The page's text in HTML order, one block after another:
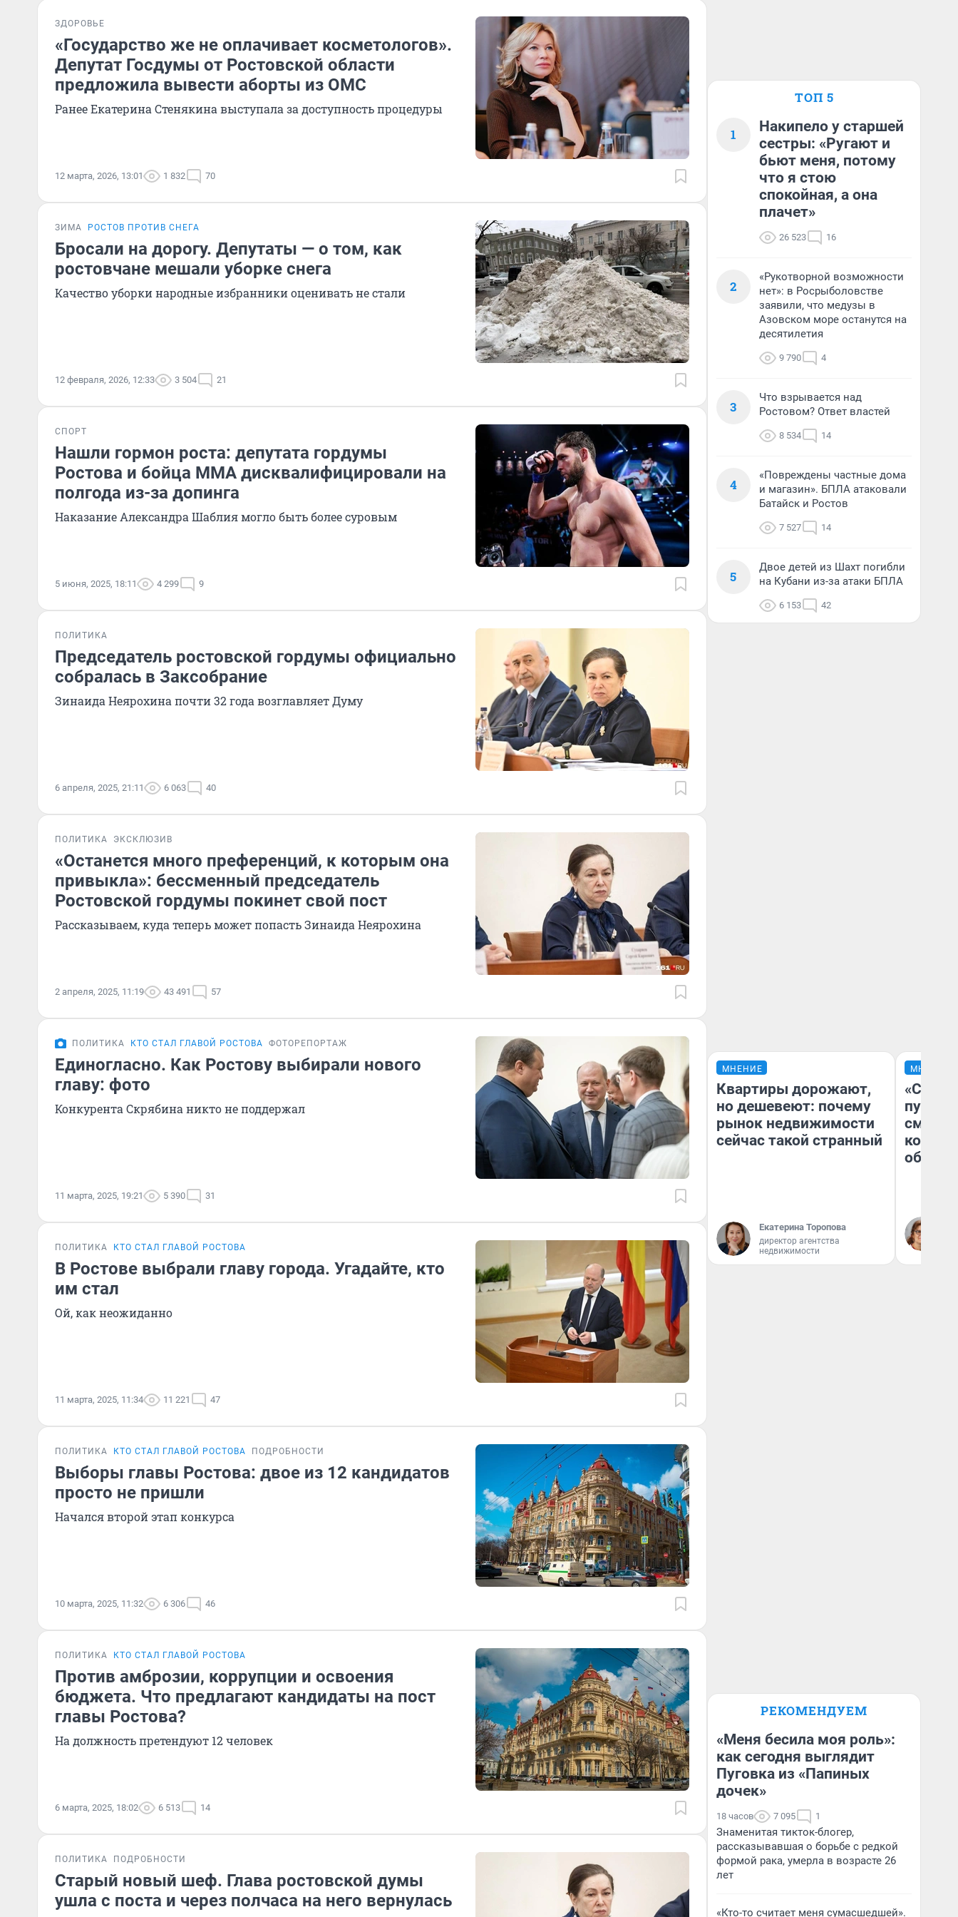
ЗДОРОВЬЕ
«Государство же не оплачивает косметологов».
Депутат Госдумы от Ростовской области
предложила вывести аборты из ОМС
Ранее Екатерина Стенякина выступала за доступность процедуры
12 марта, 2026, 13:01 1 832 70
ЗИМА РОСТОВ ПРОТИВ СНЕГА
Бросали на дорогу. Депутаты — о том, как
ростовчане мешали уборке снега
Качество уборки народные избранники оценивать не стали
12 февраля, 2026, 12:33 3 504 21
СПОРТ
Нашли гормон роста: депутата гордумы
Ростова и бойца ММА дисквалифицировали на
полгода из-за допинга
Наказание Александра Шаблия могло быть более суровым
5 июня, 2025, 18:11 4 299 9
ПОЛИТИКА
Председатель ростовской гордумы официально
собралась в Заксобрание
Зинаида Неярохина почти 32 года возглавляет Думу
6 апреля, 2025, 21:11 6 063 40
ПОЛИТИКА ЭКСКЛЮЗИВ
«Останется много преференций, к которым она
привыкла»: бессменный председатель
Ростовской гордумы покинет свой пост
Рассказываем, куда теперь может попасть Зинаида Неярохина
2 апреля, 2025, 11:19 43 491 57
ПОЛИТИКА КТО СТАЛ ГЛАВОЙ РОСТОВА ФОТОРЕПОРТАЖ
Единогласно. Как Ростову выбирали нового
главу: фото
Конкурента Скрябина никто не поддержал
11 марта, 2025, 19:21 5 390 31
ПОЛИТИКА КТО СТАЛ ГЛАВОЙ РОСТОВА
В Ростове выбрали главу города. Угадайте, кто
им стал
Ой, как неожиданно
11 марта, 2025, 11:34 11 221 47
ПОЛИТИКА КТО СТАЛ ГЛАВОЙ РОСТОВА ПОДРОБНОСТИ
Выборы главы Ростова: двое из 12 кандидатов
просто не пришли
Начался второй этап конкурса
10 марта, 2025, 11:32 6 306 46
ПОЛИТИКА КТО СТАЛ ГЛАВОЙ РОСТОВА
Против амброзии, коррупции и освоения
бюджета. Что предлагают кандидаты на пост
главы Ростова?
На должность претендуют 12 человек
6 марта, 2025, 18:02 6 513 14
ПОЛИТИКА ПОДРОБНОСТИ
Старый новый шеф. Глава ростовской думы
ушла с поста и через полчаса на него вернулась
ТОП 5
1
Накипело у старшей
сестры: «Ругают и
бьют меня, потому
что я стою
спокойная, а она
плачет»
26 523 16
2
«Рукотворной возможности
нет»: в Росрыболовстве
заявили, что медузы в
Азовском море останутся на
десятилетия
9 790 4
3
Что взрывается над
Ростовом? Ответ властей
8 534 14
4
«Повреждены частные дома
и магазин». БПЛА атаковали
Батайск и Ростов
7 527 14
5
Двое детей из Шахт погибли
на Кубани из-за атаки БПЛА
6 153 42
МНЕНИЕ
Квартиры дорожают,
но дешевеют: почему
рынок недвижимости
сейчас такой странный
Екатерина Торопова
директор агентства
недвижимости
МНЕНИЕ
РЕКОМЕНДУЕМ
«Меня бесила моя роль»:
как сегодня выглядит
Пуговка из «Папиных
дочек»
18 часов 7 095 1
Знаменитая тикток-блогер,
рассказывавшая о борьбе с редкой
формой рака, умерла в возрасте 26
лет
«Кто-то считает меня сумасшедшей».